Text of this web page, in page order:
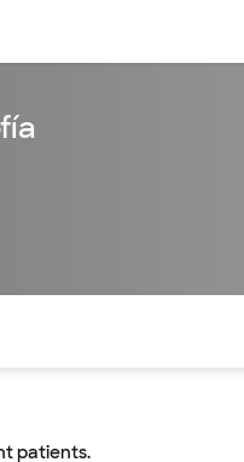
patients.